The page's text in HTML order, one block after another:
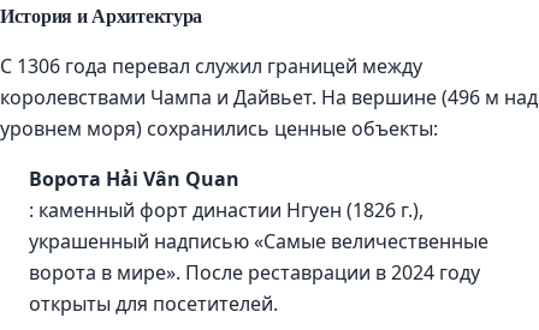
История и Архитектура
С 1306 года перевал служил границей между
королевствами Чампа и Дайвьет. На вершине (496 м над
уровнем моря) сохранились ценные объекты:
Ворота Hải Vân Quan
: каменный форт династии Нгуен (1826 г.),
украшенный надписью «Самые величественные
ворота в мире». После реставрации в 2024 году
открыты для посетителей.